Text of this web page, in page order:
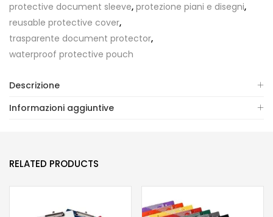
protective document sleeve, protezione piani e disegni,
reusable protective cover,
trasparente document protector,
waterproof protective pouch
Descrizione
Informazioni aggiuntive
RELATED PRODUCTS